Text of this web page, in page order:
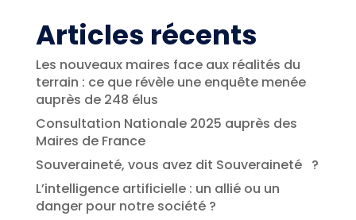
Articles récents
Les nouveaux maires face aux réalités du
terrain : ce que révèle une enquête menée
auprès de 248 élus
Consultation Nationale 2025 auprès des
Maires de France
Souveraineté, vous avez dit Souveraineté ?
L’intelligence artificielle : un allié ou un
danger pour notre société ?